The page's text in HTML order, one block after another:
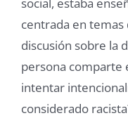
social, estaba
centrada en
discusión sobre la
persona comparte
intentar
considerado